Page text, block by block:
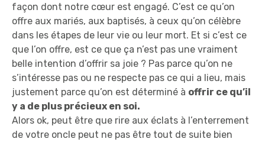
façon dont notre cœur est engagé. C’est ce qu’on
offre aux mariés, aux baptisés, à ceux qu’on célèbre
dans les étapes de leur vie ou leur mort. Et si c’est ce
que l’on offre, est ce que ça n’est pas une vraiment
belle intention d’offrir sa joie ? Pas parce qu’on ne
s’intéresse pas ou ne respecte pas ce qui a lieu, mais
justement parce qu’on est déterminé à offrir ce qu’il
y a de plus précieux en soi.
Alors ok, peut être que rire aux éclats à l’enterrement
de votre oncle peut ne pas être tout de suite bien